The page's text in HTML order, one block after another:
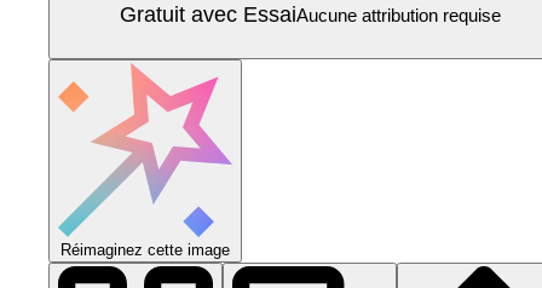
Gratuit avec EssaiAucune attribution requise
Réimaginez cette image